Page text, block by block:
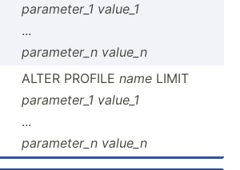
parame­ter_1 value_1
...
parame­ter_n value_n
ALTER PROFILE name LIMIT
parame­ter_1 value_1
...
parame­ter_n value_n